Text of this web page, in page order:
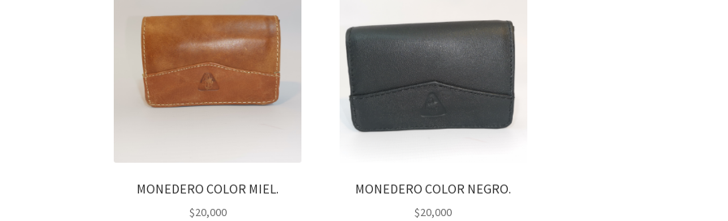
MONEDERO COLOR MIEL.
$20,000
MONEDERO COLOR NEGRO.
$20,000